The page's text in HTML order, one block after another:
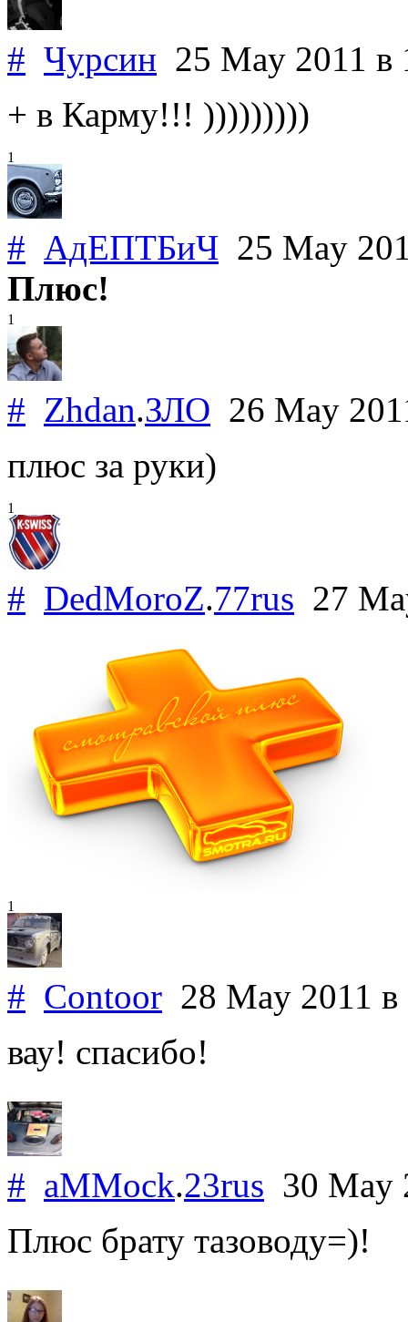
# Чурсин 25 May 2011 в
+ в Карму!!! )))))))))
1
# АдЕПТБиЧ 25 May
Плюс!
1
# Zhdan.ЗЛО 26 May
плюс за руки)
1
# DedMoroZ.77rus 27
1
# Contoor 28 May 2011 в
вау! спасибо!
# aMMock.23rus 30 May
Плюс брату тазоводу=)!